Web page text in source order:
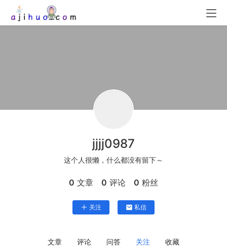
jjjj0987
这个人很懒，什么都没有留下～
0 文章 0 评论 0 粉丝
关注 私信
文章 评论 问答 关注 收藏